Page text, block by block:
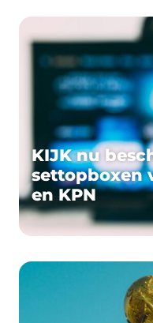
KIJK nu
settopboxen
en KPN